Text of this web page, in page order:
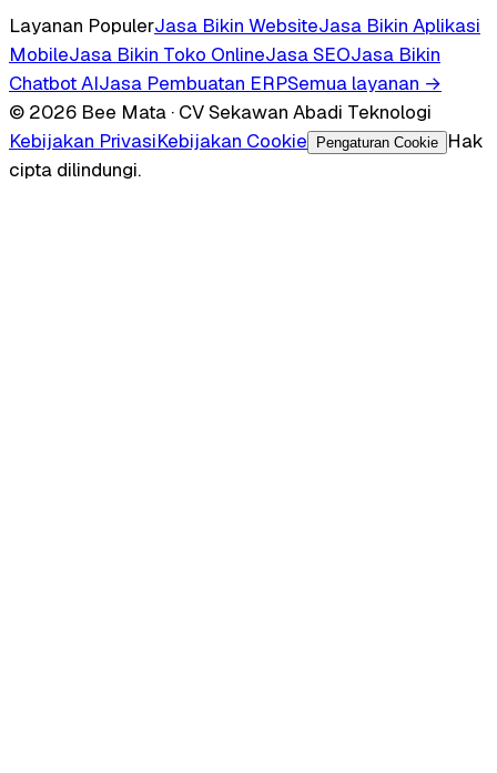
Layanan PopulerJasa Bikin WebsiteJasa Bikin Aplikasi
MobileJasa Bikin Toko OnlineJasa SEOJasa Bikin
Chatbot AIJasa Pembuatan ERPSemua layanan →
© 2026 Bee Mata · CV Sekawan Abadi Teknologi
Kebijakan PrivasiKebijakan Cookie Pengaturan Cookie
Hak
cipta dilindungi.